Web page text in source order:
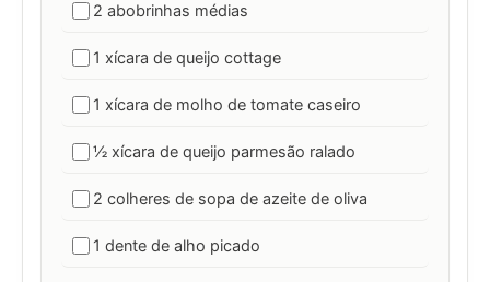
2 abobrinhas médias
1 xícara de queijo cottage
1 xícara de molho de tomate caseiro
½ xícara de queijo parmesão ralado
2 colheres de sopa de azeite de oliva
1 dente de alho picado